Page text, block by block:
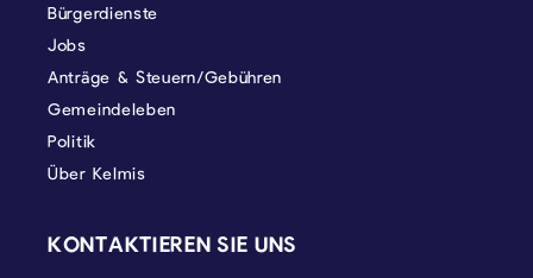
Bürgerdienste
Jobs
Anträge & Steuern/Gebühren
Gemeindeleben
Politik
Über Kelmis
KONTAKTIEREN SIE UNS